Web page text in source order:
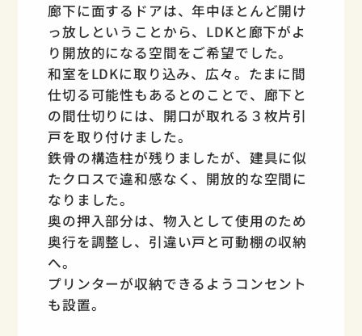
廊下に面するドアは、年中ほとんど開け
っ放しということから、LDKと廊下がよ
り開放的になる空間をご希望でした。
和室をLDKに取り込み、広々。たまに間
仕切る可能性もあるとのことで、廊下と
の間仕切りには、開口が取れる３枚片引
戸を取り付けました。
鉄骨の構造柱が残りましたが、建具に似
たクロスで違和感なく、開放的な空間に
なりました。
奥の押入部分は、物入として使用のため
奥行を調整し、引違い戸と可動棚の収納
へ。
プリンターが収納できるようコンセント
も設置。